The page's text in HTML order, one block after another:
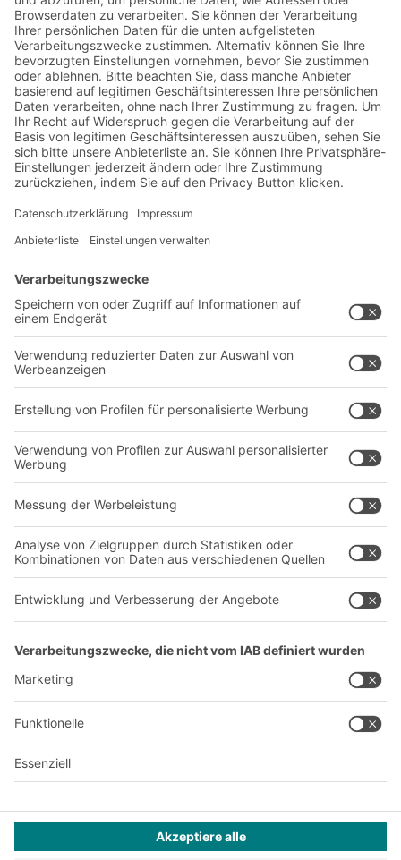
Jetzt beim BITO Newsletter
anmelden:
Lager- & Logistiknews
Exklusive Rabatte
Neuheiten
Newsletter abonnieren
Lösungen
Intralogistiklösungen
Behältersysteme
Regalsysteme
Transportsysteme
Dienstleistungen
Kontaktformular
Unternehmen
Über uns
Produktionsstandorte
Karriere
Follow us
YOUR LIFE.
+49 (6753) 122-922
Dieses Angebot ist für Industrie, Handwerk, Handel und die
freien Berufe zur Verwendung in der selbstständigen,